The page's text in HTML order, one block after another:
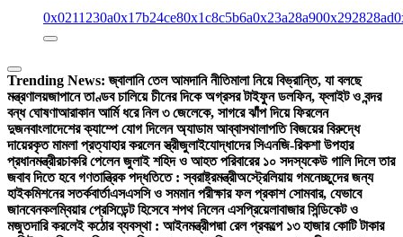
0x0211230a0x17b24ce80x1c8c5b6a0x23a28a900x292828ad
Trending News: জ্বালানি তেল আমদানি নীতিমালা নিয়ে বিভ্রান্তি, যা বলছে
মন্ত্রণালয়জাপানে তাণ্ডব চালিয়ে চীনের দিকে অগ্রসর টাইফুন ডলফিন, ফ্লাইট ও বন্দর
বন্ধ ঘোষণাআরাকান আর্মি ধরে নিল ৩ জেলেকে, সাগরে ঝাঁপ দিয়ে ফিরলেন
দুজনবাংলাদেশের ক্যাম্পে যোগ দিলেন অ্যাডাম আব্বাসথালাপতি বিজয়ের বিরুদ্ধে
দায়েরকৃত মামলা প্রত্যাহার করলেন স্ত্রীজুলাইযোদ্ধাদের সিএনজি-রিকশা উপহার
প্রধানমন্ত্রীরচাকরি পেলেন জুলাই শহিদ ও আহত পরিবারের ১০ সদস্যকেউ গালি দিলে তার
জবাব দিতে হবে গণতান্ত্রিক পদ্ধতিতে : স্বরাষ্ট্রমন্ত্রীঅস্ট্রেলিয়ায় গমনেচ্ছুদের জন্য
হাইকমিশনের সতর্কবার্তাএসএসসি ও সমমান পরীক্ষার ফল প্রকাশ সোমবার, যেভাবে
জানবেনকলম্বিয়ার প্রেসিডেন্ট হিসেবে শপথ নিলেন এসপ্রিয়েলাবাজার সিন্ডিকেট ও
মজুতদারি করলেই কঠোর ব্যবস্থা : আইনমন্ত্রীপদ্মা রেল প্রকল্পে ১৩ হাজার কোটি টাকার